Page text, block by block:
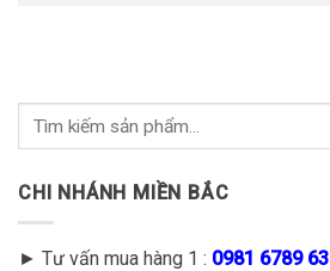
CHI NHÁNH MIỀN BẮC
► Tư vấn mua hàng 1 : 0981 6789 63